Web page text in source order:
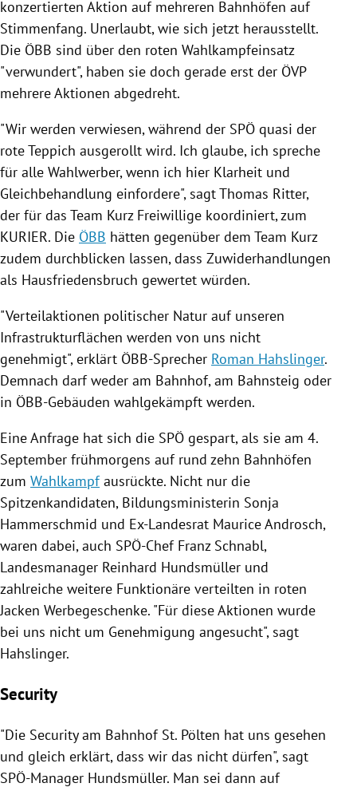
konzertierten Aktion auf mehreren Bahnhöfen auf
Stimmenfang. Unerlaubt, wie sich jetzt herausstellt.
Die ÖBB sind über den roten Wahlkampfeinsatz
"verwundert", haben sie doch gerade erst der ÖVP
mehrere Aktionen abgedreht.
"Wir werden verwiesen, während der SPÖ quasi der
rote Teppich ausgerollt wird. Ich glaube, ich spreche
für alle Wahlwerber, wenn ich hier Klarheit und
Gleichbehandlung einfordere", sagtThomas Ritter,
der für das Team Kurz Freiwillige koordiniert, zum
KURIER. Die ÖBB hätten gegenüber dem Team Kurz
zudem durchblicken lassen, dass Zuwiderhandlungen
als Hausfriedensbruch gewertet würden.
"Verteilaktionen politischer Natur auf unseren
Infrastrukturflächen werden von uns nicht
genehmigt", erklärt ÖBB-Sprecher Roman Hahslinger.
Demnach darf weder am Bahnhof, am Bahnsteig oder
in ÖBB-Gebäuden wahlgekämpft werden.
Eine Anfrage hat sich die SPÖ gespart, als sie am 4.
September frühmorgens auf rund zehn Bahnhöfen
zum Wahlkampfausrückte. Nicht nur die
Spitzenkandidaten, Bildungsministerin Sonja
Hammerschmid und Ex-Landesrat Maurice Androsch,
waren dabei, auch SPÖ-Chef Franz Schnabl,
Landesmanager Reinhard Hundsmüller und
zahlreiche weitere Funktionäre verteilten in roten
Jacken Werbegeschenke. "Für diese Aktionen wurde
bei uns nicht um Genehmigung angesucht", sagt
Hahslinger.
Security
"Die Security am Bahnhof St. Pölten hat uns gesehen
und gleich erklärt, dass wir das nicht dürfen", sagt
SPÖ-Manager Hundsmüller. Man sei dann auf